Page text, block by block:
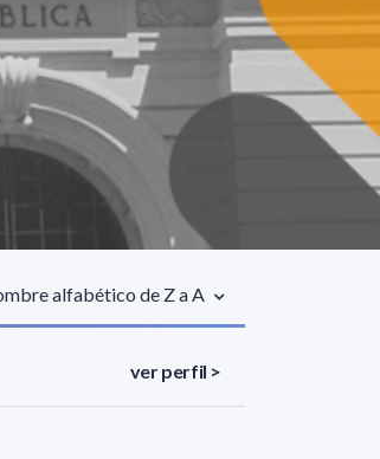
alfabético de Z a A
ver perfil >